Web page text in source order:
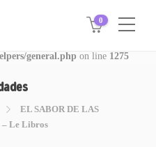
foreach() in
general.php on line 1275
0
EL SABOR DE LAS
– Le Libros